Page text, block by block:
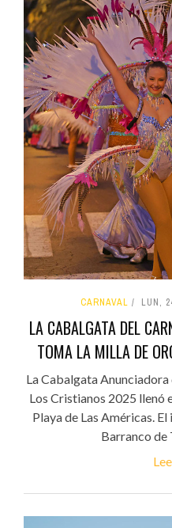
CARNAVAL LUN,
LA CABALGATA DEL
TOMA LA MILLA DE
La Cabalgata
Los Cristianos 2025 llenó
Playa de Las Américas.
Barranco de